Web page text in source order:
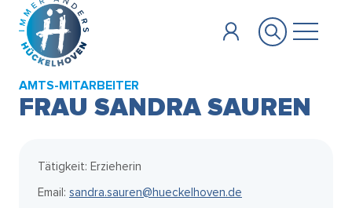
Zum Hauptinhalt springen
AMTS-MITARBEITER
FRAU SANDRA SAUREN
Tätigkeit: Erzieherin
Email: sandra.sauren@hueckelhoven.de